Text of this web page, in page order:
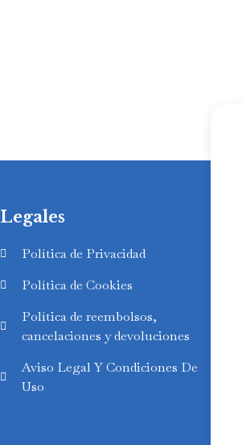
Legales
Política de Privacidad
Política de Cookies
Política de reembolsos,
cancelaciones y devoluciones
Aviso Legal Y Condiciones De
Uso